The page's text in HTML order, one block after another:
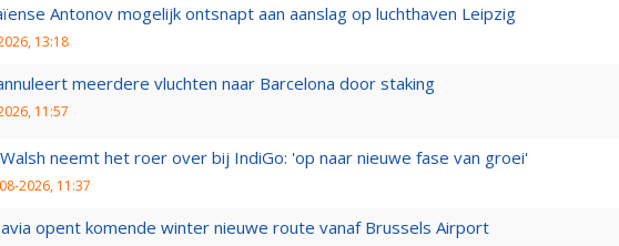
Antonov mogelijk ontsnapt aan aanslag op luchthaven Leipzig
13:18
meerdere vluchten naar Barcelona door staking
11:57
neemt het roer over bij IndiGo: 'op naar nieuwe fase van groei'
2026, 11:37
opent komende winter nieuwe route vanaf Brussels Airport